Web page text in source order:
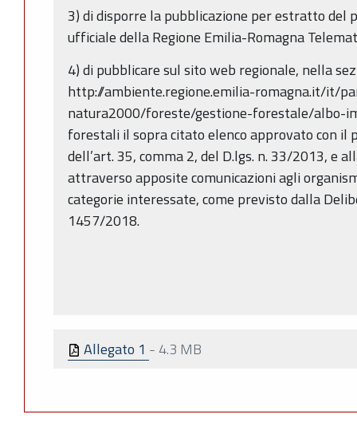
3) di disporre la pubblicazione per estratto
ufficiale della Regione Emilia-Romagna
4) di pubblicare sul sito web regionale, nella
http://ambiente.regione.emilia-romagna.it/it/
natura2000/foreste/gestione-forestale/albo-
forestali il sopra citato elenco approvato con
dell’art. 35, comma 2, del D.lgs. n. 33/2013, e
attraverso apposite comunicazioni agli
categorie interessate, come previsto dalla
1457/2018.
Allegato 1 - 4.3 MB